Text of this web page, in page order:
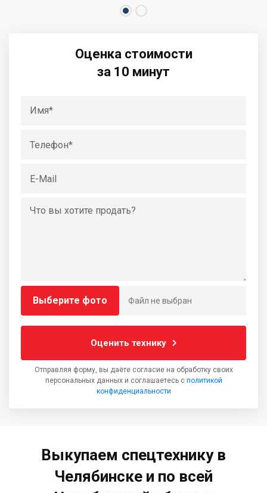
Оценка стоимости
за 10 минут
Выберите фото Файл не выбран
Оценить технику
Отправляя форму, вы даёте согласие на обработку своих
персональных данных и соглашаетесь с политикой
конфиденциальности
Выкупаем спецтехнику в
Челябинске и по всей